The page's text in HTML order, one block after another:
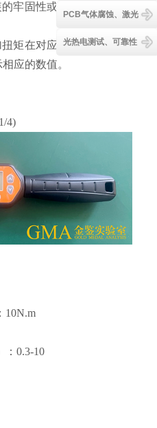
牢固性或螺纹密封压盖的强
矩在对应的夹具上，达到对
应的数值。
4)
10N.m
：0.3-10
PCB气体腐蚀、激光
光热电测试、可靠性